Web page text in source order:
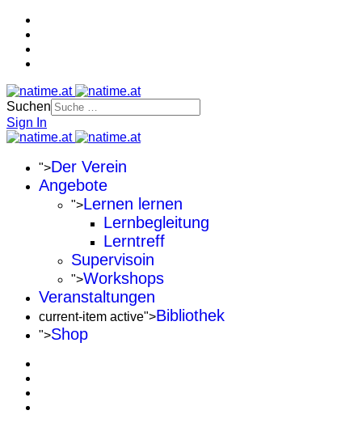
Suchen
Sign In
">Der Verein
Angebote
">Lernen lernen
Lernbegleitung
Lerntreff
Supervisoin
">Workshops
Veranstaltungen
current-item active">Bibliothek
">Shop